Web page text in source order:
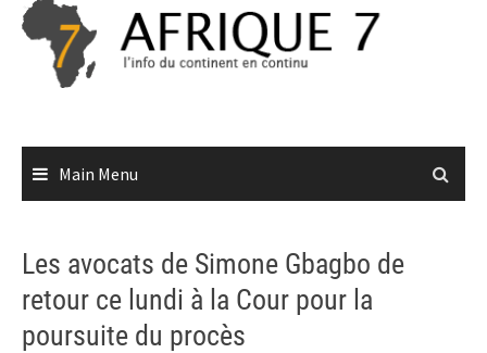
Skip
content
Main Menu
Les avocats de Simone Gbagbo de
retour ce lundi à la Cour pour la
poursuite du procès